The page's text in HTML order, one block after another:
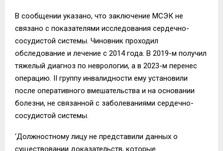
В сообщении указано, что заключение МСЭК не
связано с показателями исследования сердечно-
сосудистой системы. Чиновник проходил
обследование и лечение с 2014 года. В 2019-м получил
тяжелый диагноз по неврологии, а в 2023-м перенес
операцию. II группу инвалидности ему установили
после оперативного вмешательства и на основании
болезни, не связанной с заболеваниями сердечно-
сосудистой системы.
‘Должностному лицу не представили данных о
существовании доказательств, которые